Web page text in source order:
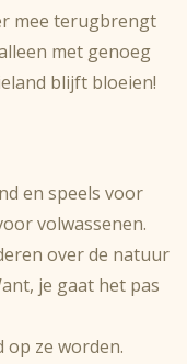
mee terugbrengt
met genoeg
blijft bloeien!
en speels voor
volwassenen.
over de natuur
je gaat het pas
op ze worden.